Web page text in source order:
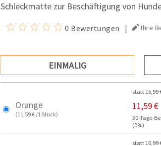
Schleckmatte zur Beschäftigung von
0 Bewertungen | Ihre
EINMALIG
Orange
(11,59 € /1 Stück)
statt 16,99
11,59 €
30-Tage-
(0%)
statt 16,99